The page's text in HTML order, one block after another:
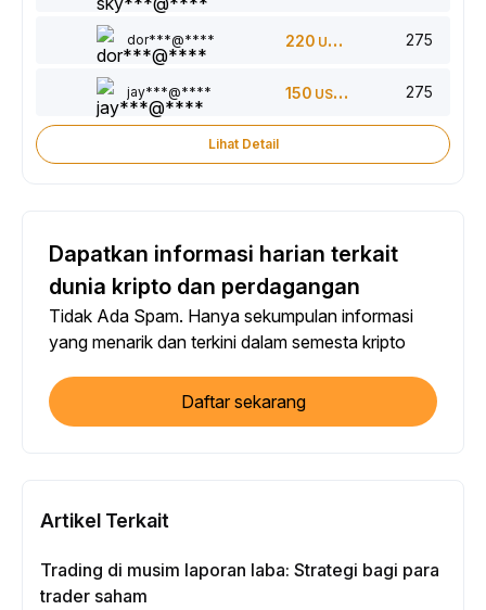
dor***@**** 220 USDT 275
jay***@**** 150 USDT 275
Lihat Detail
Dapatkan informasi harian terkait
dunia kripto dan perdagangan
Tidak Ada Spam. Hanya sekumpulan informasi
yang menarik dan terkini dalam semesta kripto
Daftar sekarang
Artikel Terkait
Trading di musim laporan laba: Strategi bagi para
trader saham